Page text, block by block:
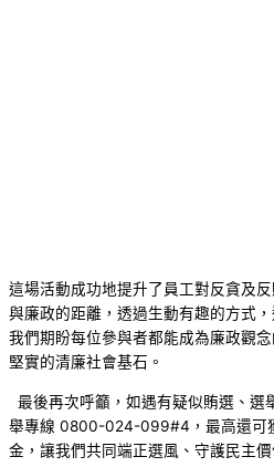
這場活動成功地提升了員工對反貪及
與廉政的距離，透過生動有趣的方式
我們期盼每位參與者都能成為廉政觀
堅實的清廉社會基石。
最後再次呼籲，如遇有疑似賄選、選
舉專線 0800-024-099#4，最高還可
金，讓我們共同端正選風、守護民主價